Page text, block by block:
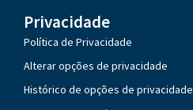
Privacidade
Política de Privacidade
Alterar opções de privacidade
Histórico de opções de privacidade